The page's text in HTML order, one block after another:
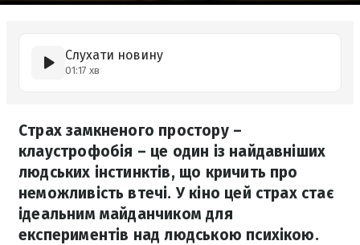
Слухати новину
01:17 хв
Страх замкненого простору –
клаустрофобія – це один із найдавніших
людських інстинктів, що кричить про
неможливість втечі. У кіно цей страх стає
ідеальним майданчиком для
експериментів над людською психікою.